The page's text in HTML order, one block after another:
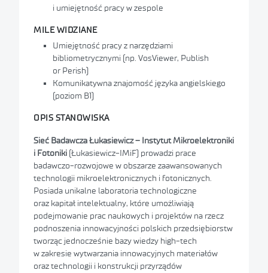
i umiejętność pracy w zespole
MILE WIDZIANE
Umiejętność pracy z narzędziami
bibliometrycznymi (np. VosViewer, Publish
or Perish)
Komunikatywna znajomość języka angielskiego
(poziom B1)
OPIS STANOWISKA
Sieć Badawcza Łukasiewicz – Instytut Mikroelektroniki
i Fotoniki (Łukasiewicz-IMiF) prowadzi prace
badawczo-rozwojowe w obszarze zaawansowanych
technologii mikroelektronicznych i fotonicznych.
Posiada unikalne laboratoria technologiczne
oraz kapitał intelektualny, które umożliwiają
podejmowanie prac naukowych i projektów na rzecz
podnoszenia innowacyjności polskich przedsiębiorstw
tworząc jednocześnie bazy wiedzy high-tech
w zakresie wytwarzania innowacyjnych materiałów
oraz technologii i konstrukcji przyrządów